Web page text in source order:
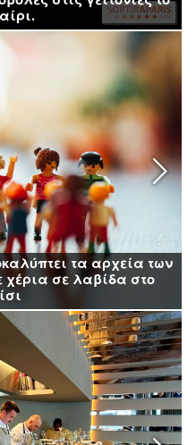
τα αρχεία των
σε λαβίδα στο